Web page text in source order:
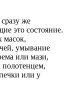
же
это состояние.
масок,
умывание
или мази,
или у